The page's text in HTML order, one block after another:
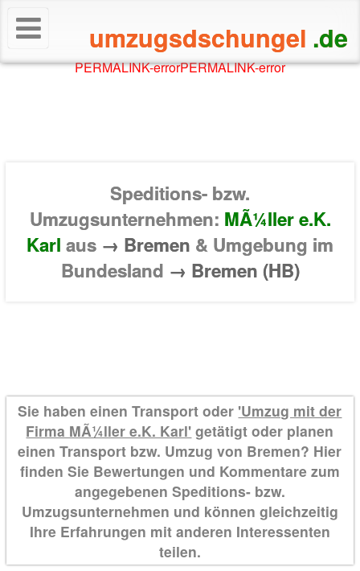
umzugsdschungel .de
PERMALINK-errorPERMALINK-error
Speditions- bzw.
Umzugsunternehmen: MÃ¼ller e.K.
Karl aus → Bremen & Umgebung im
Bundesland → Bremen (HB)
Sie haben einen Transport oder 'Umzug mit der
Firma MÃ¼ller e.K. Karl' getätigt oder planen
einen Transport bzw. Umzug von Bremen? Hier
finden Sie Bewertungen und Kommentare zum
angegebenen Speditions- bzw.
Umzugsunternehmen und können gleichzeitig
Ihre Erfahrungen mit anderen Interessenten
teilen.